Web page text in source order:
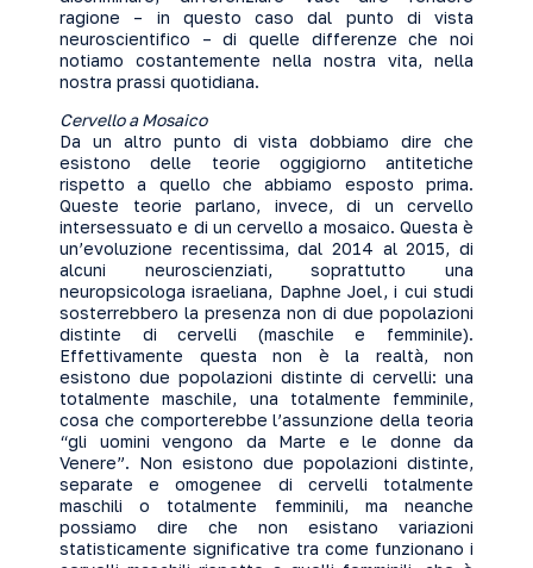
ragione – in questo caso dal punto di vista
neuroscientifico – di quelle differenze che noi
notiamo costantemente nella nostra vita, nella
nostra prassi quotidiana.
Cervello a Mosaico
Da un altro punto di vista dobbiamo dire che
esistono delle teorie oggigiorno antitetiche
rispetto a quello che abbiamo esposto prima.
Queste teorie parlano, invece, di un cervello
intersessuato e di un cervello a mosaico. Questa è
un’evoluzione recentissima, dal 2014 al 2015, di
alcuni neuroscienziati, soprattutto una
neuropsicologa israeliana, Daphne Joel, i cui studi
sosterrebbero la presenza non di due popolazioni
distinte di cervelli (maschile e femminile).
Effettivamente questa non è la realtà, non
esistono due popolazioni distinte di cervelli: una
totalmente maschile, una totalmente femminile,
cosa che comporterebbe l’assunzione della teoria
“gli uomini vengono da Marte e le donne da
Venere”. Non esistono due popolazioni distinte,
separate e omogenee di cervelli totalmente
maschili o totalmente femminili, ma neanche
possiamo dire che non esistano variazioni
statisticamente significative tra come funzionano i